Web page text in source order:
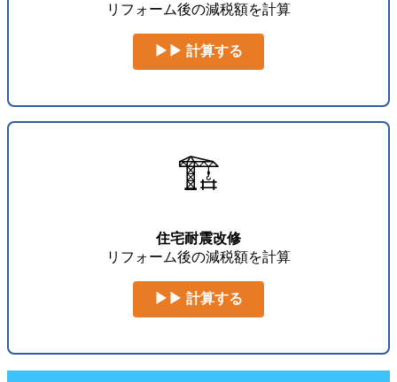
リフォーム後の減税額を計算
▶▶ 計算する
🏗️
住宅耐震改修
リフォーム後の減税額を計算
▶▶ 計算する